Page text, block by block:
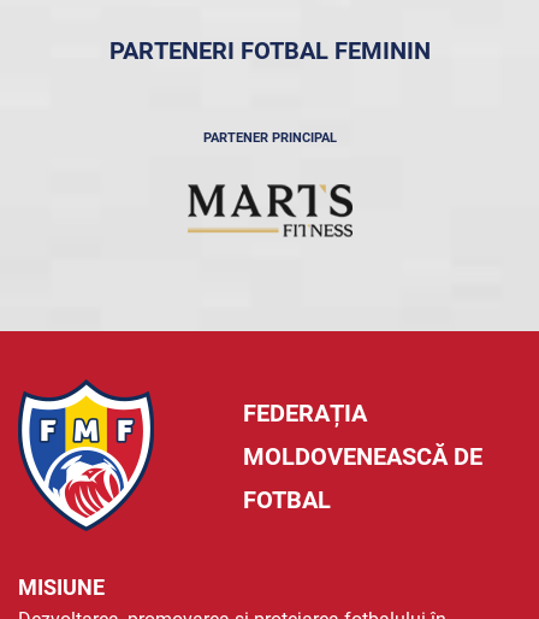
PARTENERI FOTBAL FEMININ
PARTENER PRINCIPAL
FEDERAȚIA
MOLDOVENEASCĂ DE
FOTBAL
MISIUNE